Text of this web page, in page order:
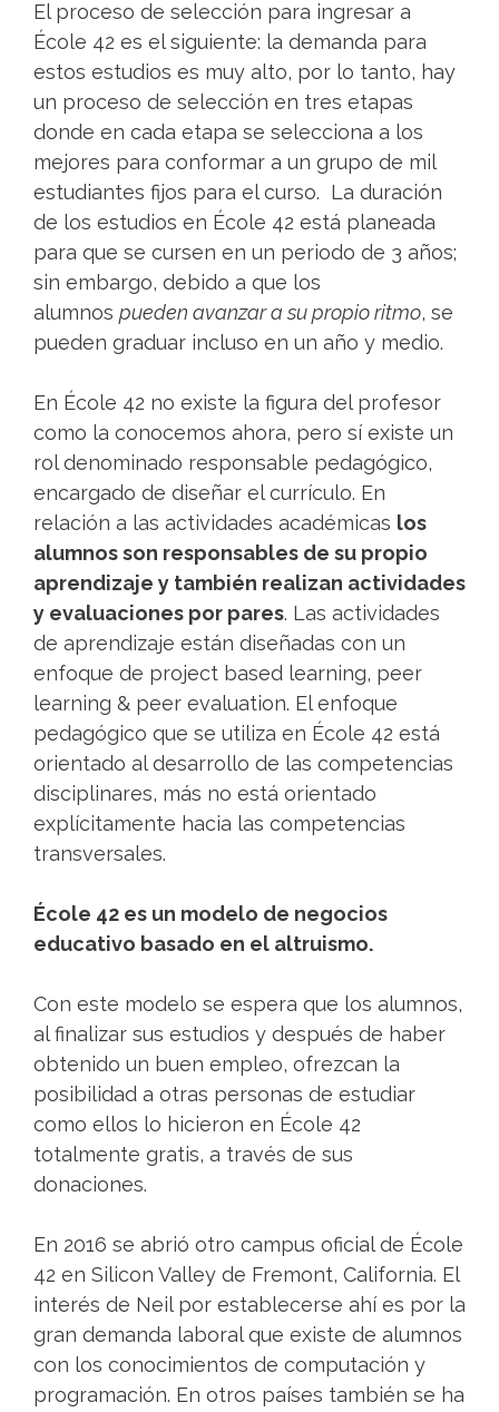
El proceso de selección para ingresar a
École 42 es el siguiente: la demanda para
estos estudios es muy alto, por lo tanto, hay
un proceso de selección en tres etapas
donde en cada etapa se selecciona a los
mejores para conformar a un grupo de mil
estudiantes fijos para el curso. La duración
de los estudios en École 42 está planeada
para que se cursen en un periodo de 3 años;
sin embargo, debido a que los
alumnos pueden avanzar a su propio ritmo, se
pueden graduar incluso en un año y medio.
En École 42 no existe la figura del profesor
como la conocemos ahora, pero sí existe un
rol denominado responsable pedagógico,
encargado de diseñar el currículo. En
relación a las actividades académicas los
alumnos son responsables de su propio
aprendizaje y también realizan actividades
y evaluaciones por pares. Las actividades
de aprendizaje están diseñadas con un
enfoque de project based learning, peer
learning & peer evaluation. El enfoque
pedagógico que se utiliza en École 42 está
orientado al desarrollo de las competencias
disciplinares, más no está orientado
explícitamente hacia las competencias
transversales.
École 42 es un modelo de negocios
educativo basado en el altruismo.
Con este modelo se espera que los alumnos,
al finalizar sus estudios y después de haber
obtenido un buen empleo, ofrezcan la
posibilidad a otras personas de estudiar
como ellos lo hicieron en École 42
totalmente gratis, a través de sus
donaciones.
En 2016 se abrió otro campus oficial de École
42 en Silicon Valley de Fremont, California. El
interés de Neil por establecerse ahí es por la
gran demanda laboral que existe de alumnos
con los conocimientos de computación y
programación. En otros países también se ha